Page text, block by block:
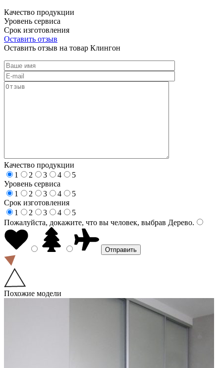
Качество продукции
Уровень сервиса
Срок изготовления
Оставить отзыв
Оставить отзыв на товар Клингон
Качество продукции
1
2 3 4
5
Уровень сервиса
1
2 3 4
5
Срок изготовления
1
2 3 4
5
Пожалуйста, докажите, что вы человек, выбрав Дерево.
Похожие модели